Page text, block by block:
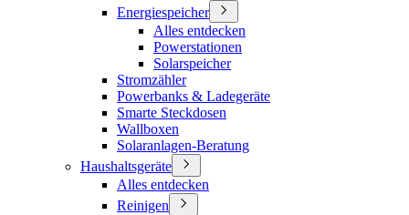
Energiespeicher
Alles entdecken
Powerstationen
Solarspeicher
Stromzähler
Powerbanks & Ladegeräte
Smarte Steckdosen
Wallboxen
Solaranlagen-Beratung
Haushaltsgeräte
Alles entdecken
Reinigen